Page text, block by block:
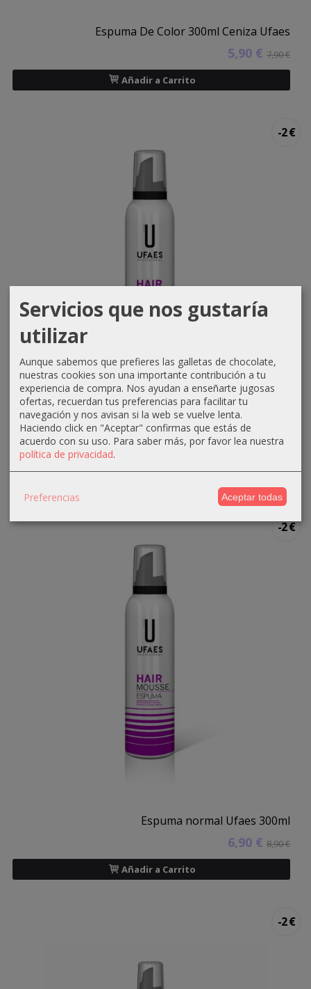
Espuma De Color 300ml Ceniza Ufaes
5,90 € 7,90 €
Añadir a Carrito
-2 €
Espuma De Color 300ml Castaño Ufaes
5,90 €
Añadir a Carrito
-2 €
Espuma normal Ufaes 300ml
6,90 € 8,90 €
Añadir a Carrito
-2 €
Servicios que nos gustaría
utilizar
Aunque sabemos que prefieres las galletas de chocolate,
nuestras cookies son una importante contribución a tu
experiencia de compra. Nos ayudan a enseñarte jugosas
ofertas, recuerdan tus preferencias para facilitar tu
navegación y nos avisan si la web se vuelve lenta.
Haciendo click en "Aceptar" confirmas que estás de
acuerdo con su uso. Para saber más, por favor lea nuestra
política de privacidad.
Preferencias Aceptar todas